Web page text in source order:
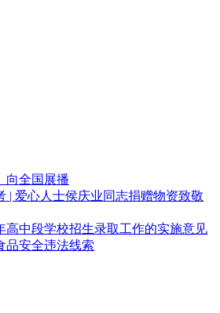
向全国展播
| 爱心人士侯庆业同志捐赠物资致敬
高中段学校招生录取工作的实施意见
品安全违法线索